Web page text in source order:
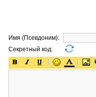
Имя (Псевдоним):
Секретный код: